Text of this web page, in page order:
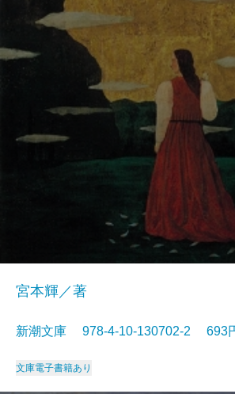
宮本輝／著
新潮文庫 978-4-10-130702-2 693
文庫電子書籍あり